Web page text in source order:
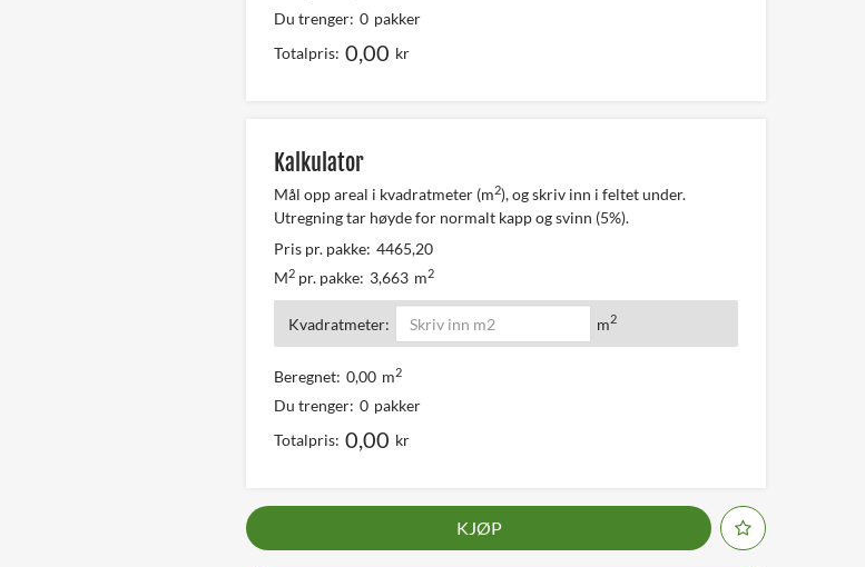
Du trenger: 0 pakker
Totalpris: 0,00 kr
Kalkulator
Mål opp areal i kvadratmeter (m2), og skriv inn i feltet under.
Utregning tar høyde for normalt kapp og svinn (5%).
Pris pr. pakke: 4465,20
M2pr. pakke: 3,663 m2
Kvadratmeter: m2
Beregnet: 0,00 m2
Du trenger: 0 pakker
Totalpris: 0,00 kr
KJØP